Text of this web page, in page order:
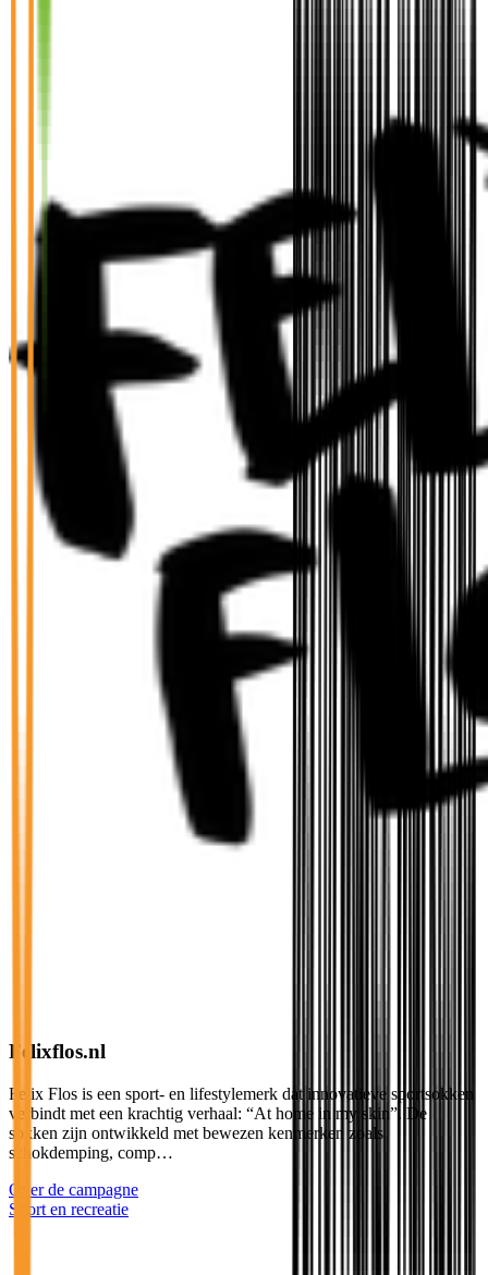
Felixflos.nl
Felix Flos is een sport- en lifestylemerk dat innovatieve sportsokken
verbindt met een krachtig verhaal: “At home in my skin”. De
sokken zijn ontwikkeld met bewezen kenmerken zoals
schokdemping, comp…
Over de campagne
Sport en recreatie